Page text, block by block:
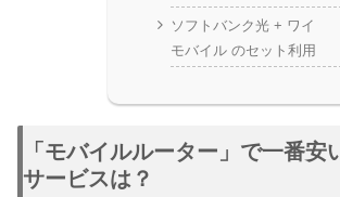
ソフトバンク光 + ワイ
モバイル のセット利用
「モバイルルーター」で一番安
サービスは？